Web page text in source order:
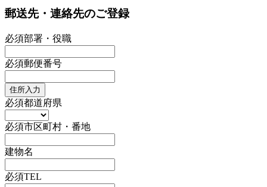
郵送先・連絡先のご登録
必須部署・役職
必須郵便番号
住所入力
必須都道府県
必須市区町村・番地
建物名
必須TEL